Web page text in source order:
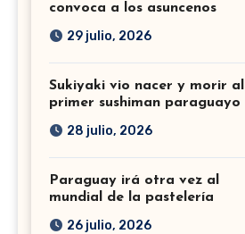
convoca a los asuncenos
29 julio, 2026
Sukiyaki vio nacer y morir al
primer sushiman paraguayo
28 julio, 2026
Paraguay irá otra vez al
mundial de la pastelería
26 julio, 2026